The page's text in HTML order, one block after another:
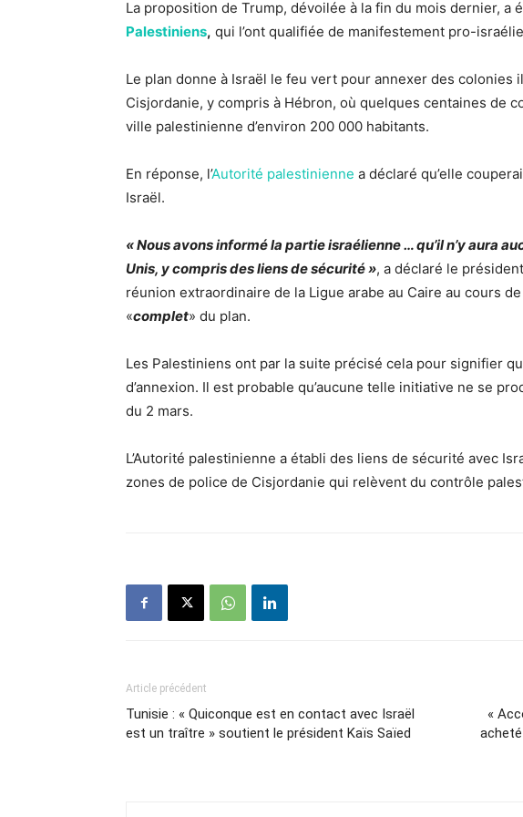
La proposition de Trump, dévoilée à la fin du mois dernier, a
Palestiniens, qui l’ont qualifiée de manifestement pro-
Le plan donne à Israël le feu vert pour annexer des colonies
Cisjordanie, y compris à Hébron, où quelques centaines de
ville palestinienne d’environ 200 000 habitants.
En réponse, l’Autorité palestinienne a déclaré qu’elle
Israël.
« Nous avons informé la partie israélienne … qu’il n’y aura
Unis, y compris des liens de sécurité », a déclaré le
réunion extraordinaire de la Ligue arabe au Caire au cours
«complet» du plan.
Les Palestiniens ont par la suite précisé cela pour signifier
d’annexion. Il est probable qu’aucune telle initiative ne se
du 2 mars.
L’Autorité palestinienne a établi des liens de sécurité avec
zones de police de Cisjordanie qui relèvent du contrôle
Article précédent
Tunisie : « Quiconque est en contact avec Israël
est un traître » soutient le président Kaïs Saïed
«